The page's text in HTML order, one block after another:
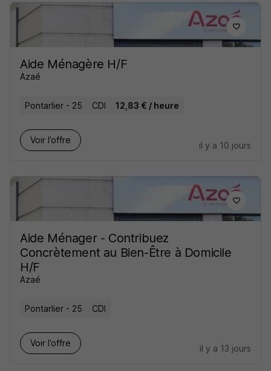
Aide Ménagère H/F
Azaé
Pontarlier - 25 CDI 12,83 € / heure
Voir l’offre
il y a 10 jours
Aide Ménager - Contribuez
Concrètement au Bien-Être à Domicile
H/F
Azaé
Pontarlier - 25 CDI
Voir l’offre
il y a 13 jours